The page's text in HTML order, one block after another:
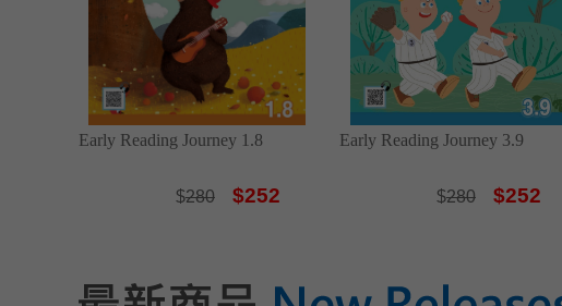
Early Reading Journey 1.8
$280 $252
Early Reading Journey 3.9
$280 $252